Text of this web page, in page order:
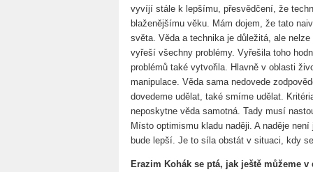
vyvíjí stále k lepšímu, přesvědčení, že
blaženějšímu věku. Mám dojem, že tato
světa. Věda a technika je důležitá, ale
vyřeší všechny problémy. Vyřešila toho
problémů také vytvořila. Hlavně v oblasti
manipulace. Věda sama nedovede
dovedeme udělat, také smíme udělat.
neposkytne věda samotná. Tady musí
Místo optimismu kladu naději. A naděje
bude lepší. Je to síla obstát v situaci, kdy
Erazim Kohák se ptá, jak ještě můžeme